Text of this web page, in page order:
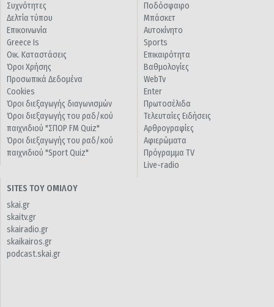
Συχνότητες
Δελτία τύπου
Επικοινωνία
Greece Is
Οικ. Καταστάσεις
Όροι Χρήσης
Προσωπικά Δεδομένα
Cookies
Όροι διεξαγωγής διαγωνισμών
Όροι διεξαγωγής του ραδ/κού
παιχνιδιού "ΣΠΟΡ FM Quiz"
Όροι διεξαγωγής του ραδ/κού
παιχνιδιού "Sport Quiz"
Ποδόσφαιρο
Μπάσκετ
Αυτοκίνητο
Sports
Επικαιρότητα
Βαθμολογίες
WebTv
Enter
Πρωτοσέλιδα
Τελευταίες Ειδήσεις
Αρθρογραφίες
Αφιερώματα
Πρόγραμμα TV
Live-radio
SITES ΤΟΥ ΟΜΙΛΟΥ
skai.gr
skaitv.gr
skairadio.gr
skaikairos.gr
podcast.skai.gr